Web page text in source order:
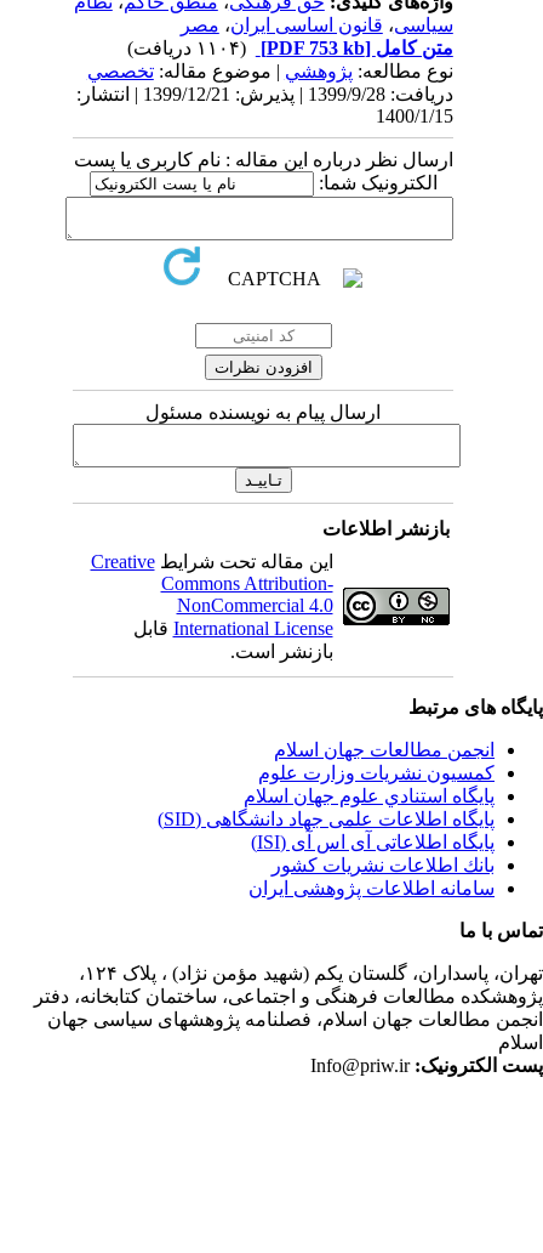
سیاسی،قانون اساسی ایران ،مصر
متن کامل[PDF 753 kb]
نوع مطالعه:پژوهشي| موضوع مقاله:تخصصي
دریافت: 1399/9/28 | پذیرش: 1399/12/21 | انتشار:
1400/1/15
ارسال نظر درباره این مقاله : نام کاربری یا پست
الکترونیک شما:
ارسال پیام به نویسنده مسئول
بازنشر اطلاعات
این مقاله تحت شرایطCreative
Commons Attribution-
NonCommercial 4.0
International Licenseقابل
بازنشر است.
های مرتبط
انجمن مطالعات جهان اسلام
کمسیون نشریات وزارت علوم
پايگاه استنادي علوم جهان اسلام
پایگاه اطلاعات علمی جهاد دانشگاهی (SID)
پایگاه اطلاعاتی آی اس آی (ISI)
بانك اطلاعات نشريات كشور
سامانه اطلاعات پژوهشی ایران
با ما
پاسداران، گلستان یکم (شهید مؤمن نژاد) ، پلاک ۱۲۴،
مطالعات فرهنگی و اجتماعی، ساختمان کتابخانه، دفتر
مطالعات جهان اسلام، فصلنامه پژوهشهای سیاسی جهان
الکترونیک:Info@priw.ir